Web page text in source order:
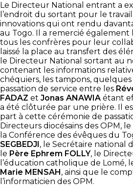
Le Directeur National entrant a
l’endroit du sortant pour le
innovations qui ont rendu
au Togo. Il a remercié
tous les confrères pour leur
laissé la place au transfert des
le Directeur National sortant au
contenant les informations
chéquiers, les tampons, quelques
passation de service entre les
FADAZ et Jonas ANAWIA étant
a été clôturée par une prière. Il
part à cette cérémonie de
Directeurs diocésains des OPM,
la Conférence des évêques du
SEGBEDJI, le Secrétaire national
le Père Ephrem FOLLY, le
l’éducation catholique de Lomé,
Marie MENSAH, ainsi que le
l’informaticien des OPM.